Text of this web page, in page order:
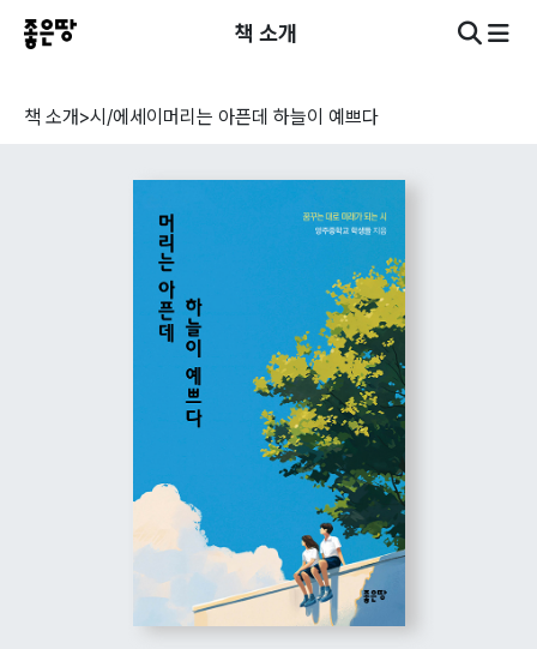
책 소개
책 소개>시/에세이 머리는 아픈데 하늘이 예쁘다